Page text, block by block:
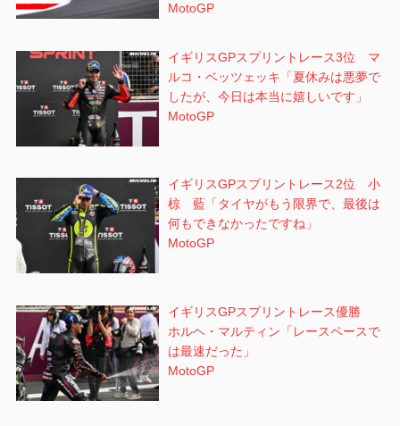
MotoGP
イギリスGPスプリントレース3位 マ
ルコ・ベッツェッキ「夏休みは悪夢で
したが、今日は本当に嬉しいです」
MotoGP
イギリスGPスプリントレース2位 小
椋 藍「タイヤがもう限界で、最後は
何もできなかったですね」
MotoGP
イギリスGPスプリントレース優勝
ホルヘ・マルティン「レースペースで
は最速だった」
MotoGP